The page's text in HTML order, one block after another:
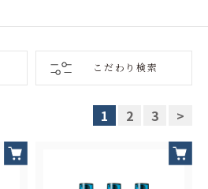
こだわり検索
1 2 3 >